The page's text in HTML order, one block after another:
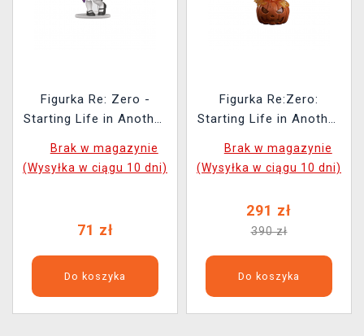
Figurka Re: Zero -
Starting Life in Another
POP! Animation 2113)
Brak w magazynie
(Wysyłka w ciągu 10 dni)
71 zł
Do koszyka
Figurka Re:Zero:
Starting Life in Another
Night Wizard
(Kadokawa) (26 cm)
Brak w magazynie
(Wysyłka w ciągu 10 dni)
291 zł
390 zł
Do koszyka